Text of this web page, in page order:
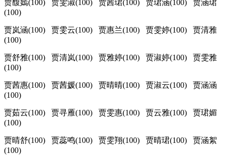
贾馥嫣(100) 贾雯淑(100) 贾茜珺(100) 贾珺涵(100) 贾涵珺
(100)
贾岚涵(100) 贾雯云(100) 贾惠兰(100) 贾雯婷(100) 贾清雅
(100)
贾舒雅(100) 贾清岚(100) 贾雅婷(100) 贾淑婷(100) 贾雯雅
(100)
贾茜惠(100) 贾茜媛(100) 贾晴晴(100) 贾淑云(100) 贾涵涵
(100)
贾茹云(100) 贾寻雁(100) 贾雯惠(100) 贾云雅(100) 贾珺媚
(100)
贾晴舒(100) 贾蕊鸣(100) 贾雯翔(100) 贾晴珺(100) 贾涵絮
(100)